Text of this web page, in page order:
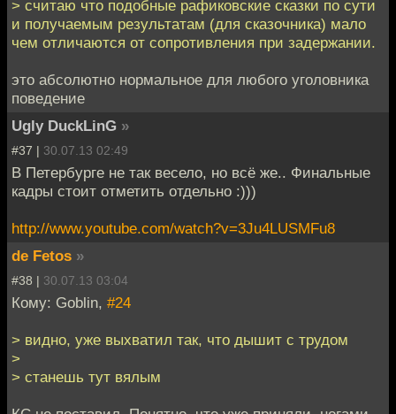
> считаю что подобные рафиковские сказки по сути
и получаемым результатам (для сказочника) мало
чем отличаются от сопротивления при задержании.
это абсолютно нормальное для любого уголовника
поведение
Ugly DuckLinG »
#37 | 30.07.13 02:49
В Петербурге не так весело, но всё же.. Финальные
кадры стоит отметить отдельно :)))
http://www.youtube.com/watch?v=3Ju4LUSMFu8
de Fetos »
#38 | 30.07.13 03:04
Кому: Goblin, #24
> видно, уже выхватил так, что дышит с трудом
>
> станешь тут вялым